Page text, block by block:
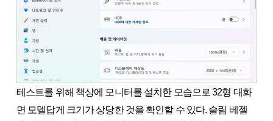
테스트를 위해 책상에 모니터를 설치한 모습으로 32형 대화
면 모델답게 크기가 상당한 것을 확인할 수 있다. 슬림 베젤